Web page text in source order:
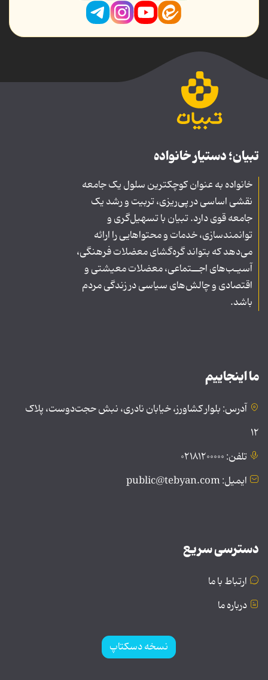
تبیان؛ دستیار خانواده
خانواده به عنوان کوچکترین سلول یک جامعه
نقشی اساسی در پی‌ریزی، تربیت و رشد یک
جامعه قوی دارد. تبیان با تسهیل‌گری و
توانمندسازی، خدمات و محتواهایی را ارائه
می‌دهد که بتواند گره‌گشای معضلات فرهنگی،
آسیـب‌های اجــتماعی، معضلات معیشتی و
اقتصادی و چالش‌های سیاسی در زندگی مردم
باشد.
ما اینجاییم
آدرس: بلوار کشاورز، خیابان نادری، نبش حجت‌دوست، پلاک
۱۲
تلفن: ۰۲۱۸۱۲۰۰۰۰۰
ایمیل: public@tebyan.com
دسترسی سریع
ارتباط با ما
درباره ما
نسخه دسکتاپ